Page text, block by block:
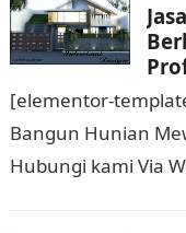
[elementor-template
Bangun Hunian
Hubungi kami Via